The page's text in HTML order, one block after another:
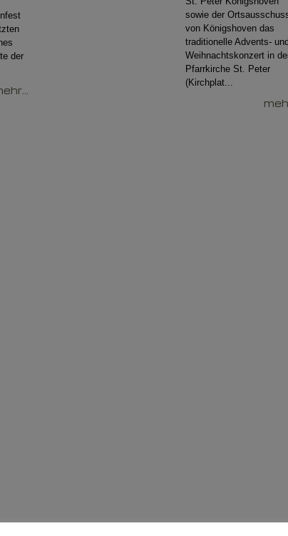
der
sowie der
von Königshoven das
traditionelle Advents- und
Weihnachtskonzert in
Pfarrkirche St. Peter
(Kirchplat...